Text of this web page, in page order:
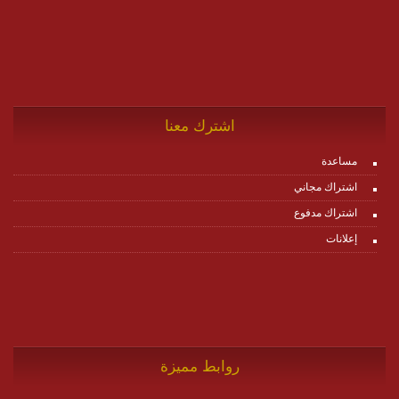
اشترك معنا
مساعدة
اشتراك مجاني
اشتراك مدفوع
إعلانات
روابط مميزة